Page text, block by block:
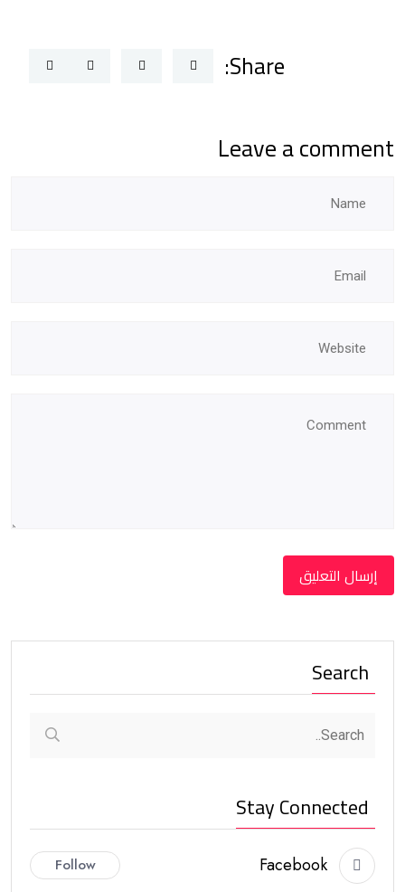
Share:
Leave a comment
Search
Stay Connected
Facebook
Follow